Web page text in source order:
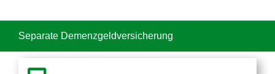
Suche
nach:
Separate Demenzgeldversicherung